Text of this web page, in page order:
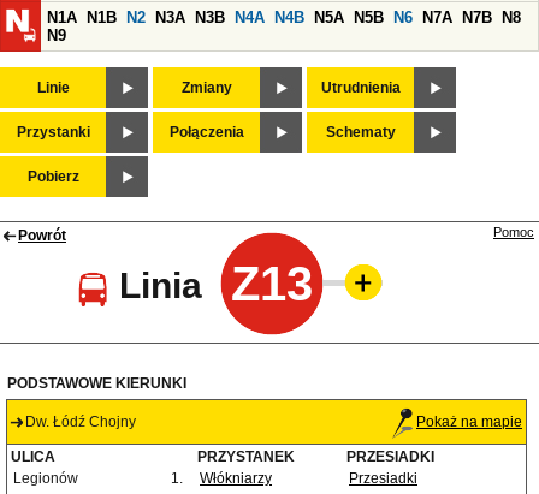
N1A
N1B N2 N3A N3B N4A N4B N5A N5B N6 N7A N7B
N8
N9
Linie Zmiany Utrudnienia
Przystanki Połączenia Schematy
Pobierz
Powrót
Linia Z13
Pomoc
PODSTAWOWE KIERUNKI
Dw. Łódź Chojny Pokaż na mapie
ULICA PRZYSTANEK
PRZESIADKI
Legionów
1. Włókniarzy
Przesiadki